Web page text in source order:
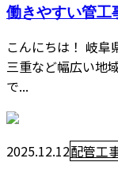
働きやすい管工
こんにちは！ 岐阜
三重など幅広い地
で...
2025.12.12配管工